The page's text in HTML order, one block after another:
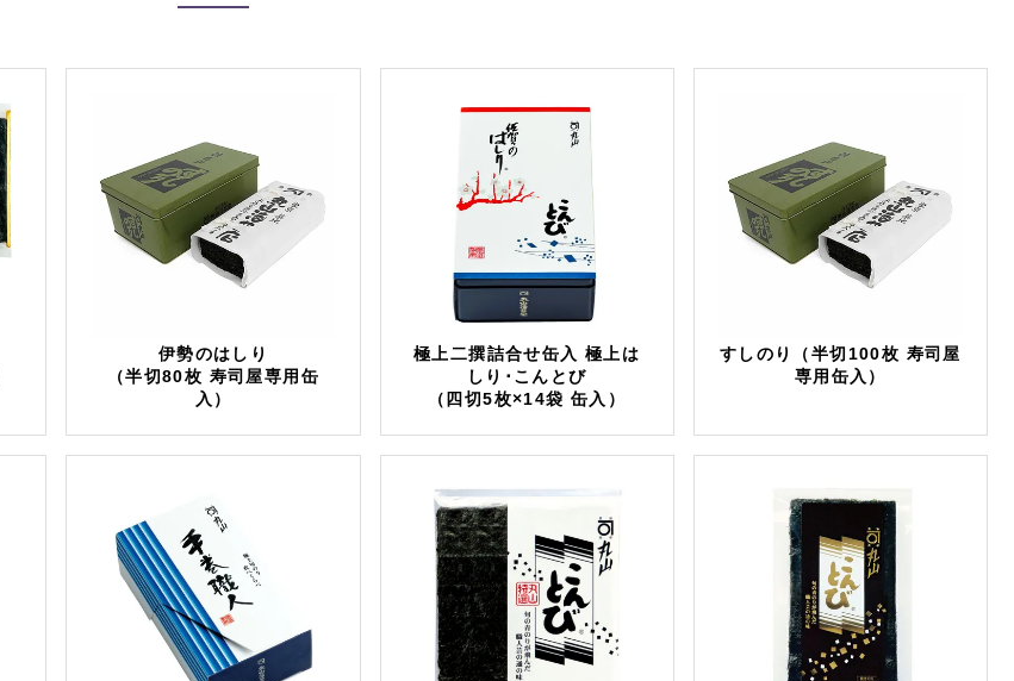
伊勢のはしり
（半切80枚 寿司屋専用缶
入）
極上二撰詰合せ缶入 極上は
しり･こんとび
（四切5枚×14袋 缶入）
すしのり（半切100枚 寿司屋
専用缶入）